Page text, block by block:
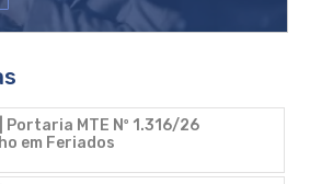
Portaria MTE Nº 1.316/26
em Feriados